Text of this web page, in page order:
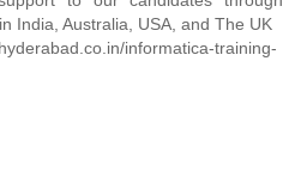
India, Australia, USA, and The UK
informatica-training-